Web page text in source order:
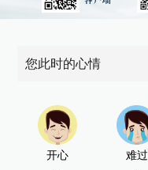
您此时的心情
开心 难过